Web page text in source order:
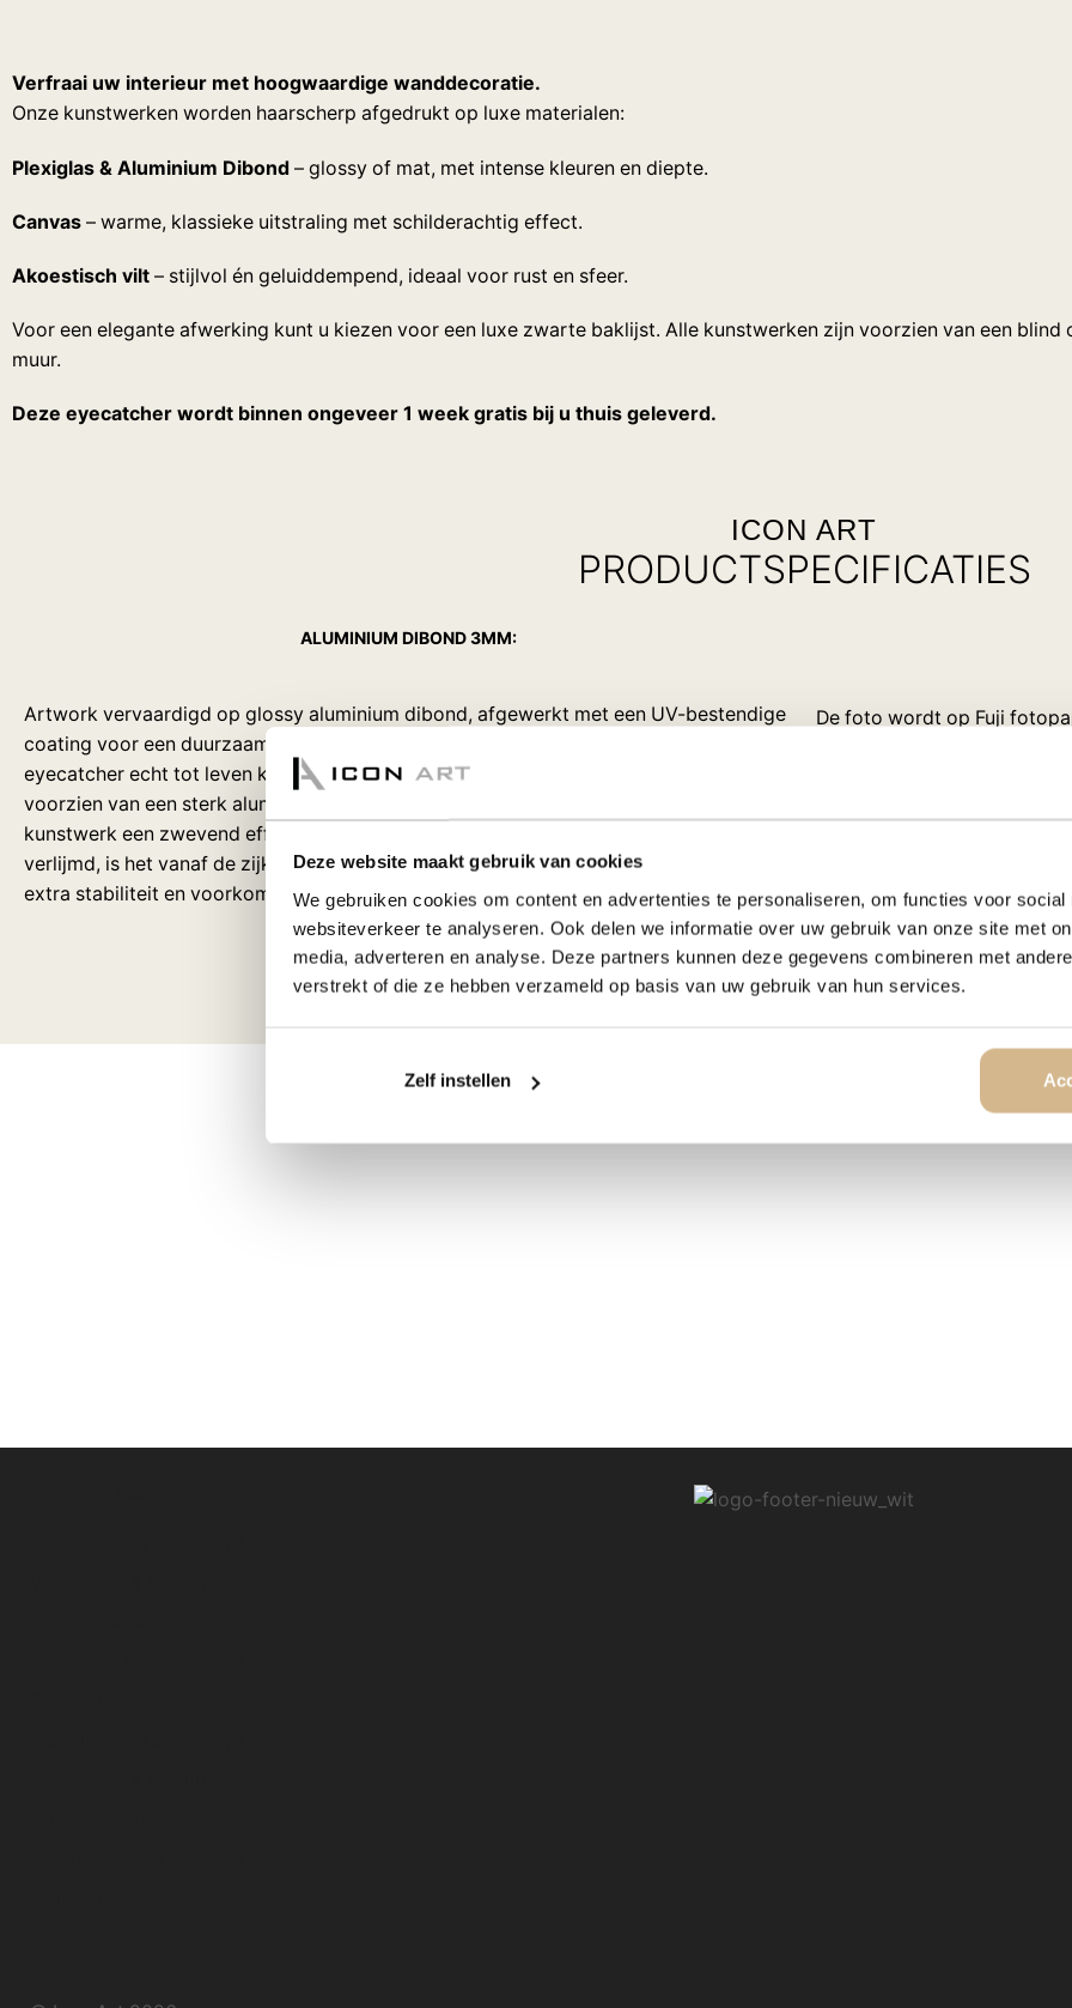
Deze website maakt gebruik van cookies
We gebruiken cookies om content en advertenties te personaliseren, om functies voor social
websiteverkeer te analyseren. Ook delen we informatie over uw gebruik van onze site met
media, adverteren en analyse. Deze partners kunnen deze gegevens combineren met
verstrekt of die ze hebben verzameld op basis van uw gebruik van hun services.
Zelf instellen
Verfraai uw interieur met hoogwaardige wanddecoratie.
Onze kunstwerken worden haarscherp afgedrukt op luxe materialen:
Plexiglas & Aluminium Dibond – glossy of mat, met intense kleuren en diepte.
Canvas – warme, klassieke uitstraling met schilderachtig effect.
Akoestisch vilt – stijlvol én geluiddempend, ideaal voor rust en sfeer.
Voor een elegante afwerking kunt u kiezen voor een luxe zwarte baklijst. Alle kunstwerken zijn voorzien van een
muur.
Deze eyecatcher wordt binnen ongeveer 1 week gratis bij u thuis geleverd.
ICON ART
PRODUCTSPECIFICATIES
ALUMINIUM DIBOND 3MM:
Artwork vervaardigd op glossy aluminium dibond, afgewerkt met een UV-bestendige
coating voor een duurzaam effect en extra dieptewerking waardoor deze prachtige
eyecatcher echt tot leven komt! Het kunstwerk wordt aan de achterzijde rondom
voorzien van een sterk aluminium ophang profiel van 1,5 cm dik. Hierdoor krijgt het
kunstwerk een zwevend effect. Doordat het profiel op 5cm uit de rand wordt
verlijmd, is het vanaf de zijkant niet zichtbaar. Het achterprofiel zorgt tevens voor
extra stabiliteit en voorkomt dat het paneel krom kan trekken.
De foto wordt op Fuji
hoogglans plexiglas van
intenser en daardoor krijgt
plexiglasplaat met de foto
finishing touch wordt het
voorzien van een sterk
een zwevend effect.
vanaf de zijkant niet
voorkomt dat het paneel
GERELATEERDE PRODUCTEN